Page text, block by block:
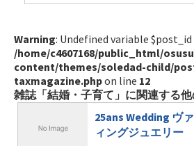
Warning: Undefined variable $post_id
/home/c4607168/public_html/
content/themes/soledad-child/
taxmagazine.phpon line 12
雑誌「結婚・子育て」に関連する
25ans Wedding ヴ
ィングジュエリー